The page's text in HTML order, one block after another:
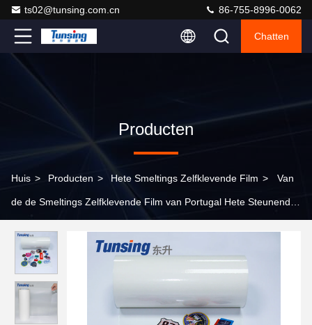
ts02@tunsing.com.cn 86-755-8996-0062
Chatten
Producten
Huis > Producten > Hete Smeltings Zelfklevende Film > Van
de de Smeltings Zelfklevende Film van Portugal Hete Steunende